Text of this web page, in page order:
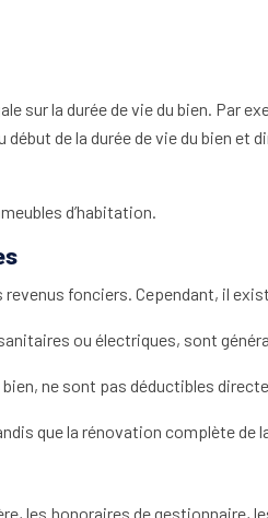
sur la durée de vie du bien. Par
de la durée de vie du bien
d’habitation.
fonciers. Cependant, il
ou électriques, sont
ne sont pas déductibles
que la rénovation complète de
les honoraires de